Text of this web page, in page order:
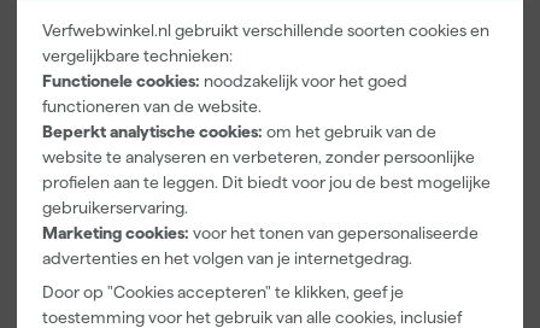
Verfwebwinkel.nl gebruikt verschillende soorten cookies en
vergelijkbare technieken:
Functionele cookies: noodzakelijk voor het goed
functioneren van de website.
Beperkt analytische cookies: om het gebruik van de
website te analyseren en verbeteren, zonder persoonlijke
profielen aan te leggen. Dit biedt voor jou de best mogelijke
gebruikerservaring.
Marketing cookies: voor het tonen van gepersonaliseerde
advertenties en het volgen van je internetgedrag.
Door op "Cookies accepteren" te klikken, geef je
toestemming voor het gebruik van alle cookies, inclusief
Paintura
Lucamax
Washi tape -
50mx24mm
Morgen
bezorgd
Adviesprijs 6,00
3,99
incl. BTW
Farrow & Ball
F&B
Kleurenwaaie
r
Morgen
bezorgd
22,00
incl. BTW
And Go
12cm Roller -
Inzetbakken
Morgen
bezorgd
3,99
incl. BTW